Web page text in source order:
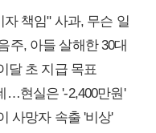
책임" 사과, 무슨 일
주, 아들 살해한 30대
달 초 지급 목표
…현실은 '-2,400만원'
사망자 속출 '비상'